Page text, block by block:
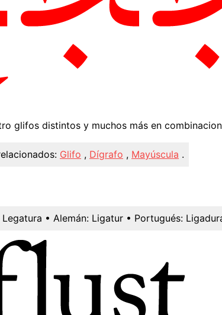
glifos distintos y muchos más en
Glifo , Dígrafo , Mayúscula .
Legatura • Alemán: Ligatur • Portugués: